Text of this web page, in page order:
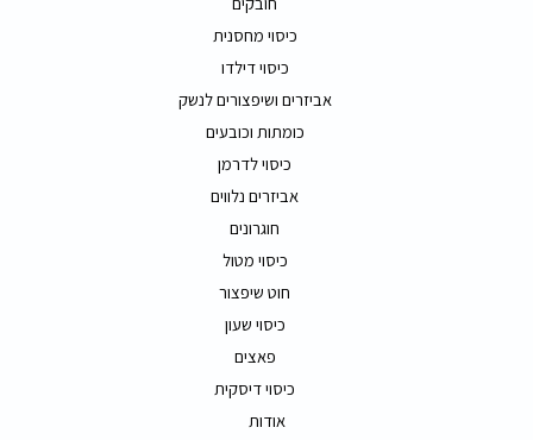
כיסוי מחסנית
כיסוי דילדו
אביזרים ושיפצורים לנשק
כומתות וכובעים
כיסוי לדרמן
אביזרים נלווים
חוגרונים
כיסוי מטול
חוט שיפצור
כיסוי שעון
פאצים
כיסוי דיסקית
אודות